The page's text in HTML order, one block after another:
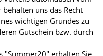
behalten uns das Recht
wichtigen Grundes zu
Gutschein bzw. durch
"Summer20" erhalten Sie